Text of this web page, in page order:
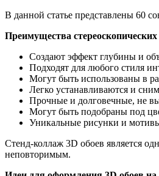
В данной статье представлены 60
Преимущества стереоскопических
Создают эффект глубины и
Подходят для любого стиля
Могут быть использованы в
Легко устанавливаются и
Прочные и долговечные, не
Могут быть подобраны под
Уникальные рисунки и
Стенд-коллаж 3D обоев является
неповторимым.